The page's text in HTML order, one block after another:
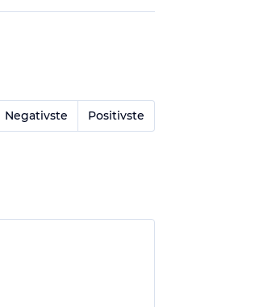
Negativste Positivste